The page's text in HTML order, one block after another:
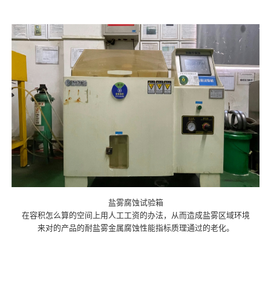
盐雾腐蚀试验箱
在容积怎么算的空间上用人工工资的办法，从而造成盐雾区域环境
来对的产品的耐盐雾金属腐蚀性能指标质理通过的老化。